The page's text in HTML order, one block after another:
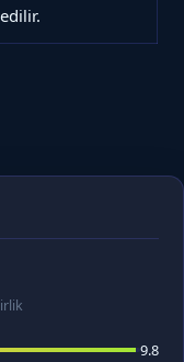
edilir.
9.8